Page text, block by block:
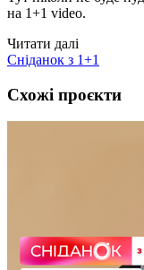
на 1+1 video.
Читати далі
Сніданок з 1+1
Схожі проєкти